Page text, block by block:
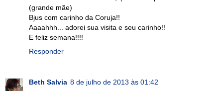
(grande mãe)
Bjus com carinho da Coruja!!
Aaaahhh... adorei sua visita e seu carinho!!
E feliz semana!!!!
Responder
Beth Salvia 8 de julho de 2013 às 01:42